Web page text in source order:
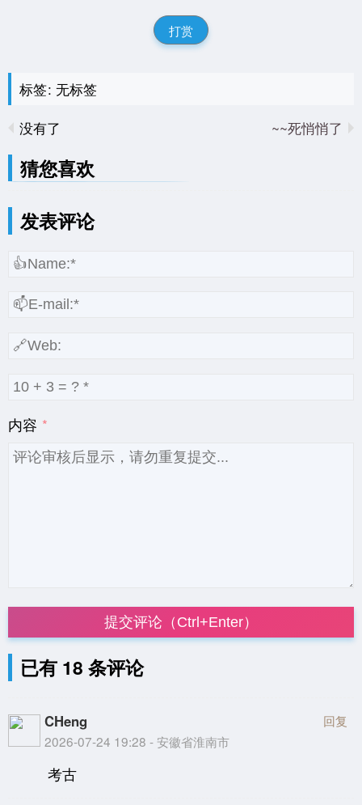
打赏
标签: 无标签
没有了
死悄悄了~~
猜您喜欢
发表评论
内容
提交评论（Ctrl+Enter）
已有 18 条评论
CHeng
2026-07-24 19:28 - 安徽省淮南市
回复
考古